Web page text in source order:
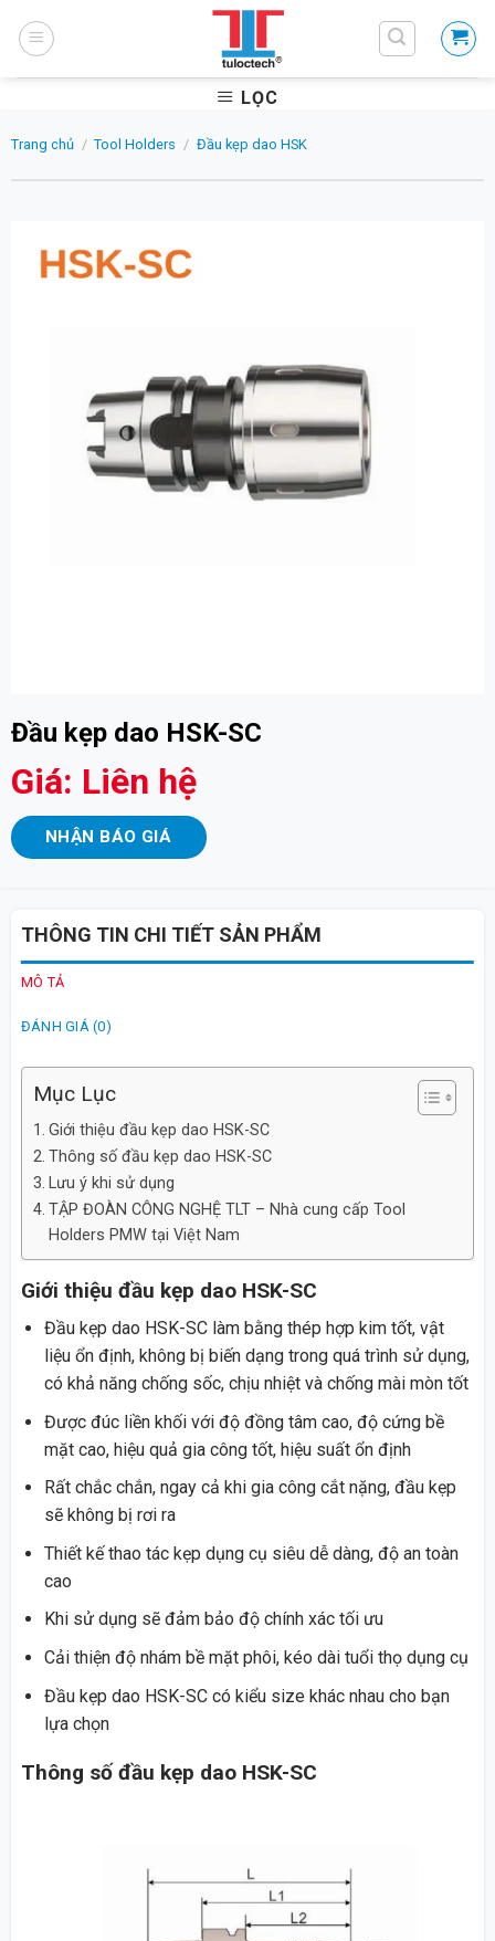
LỌC
Trang chủ / Tool Holders / Đầu kẹp dao HSK
Đầu kẹp dao HSK-SC
Giá: Liên hệ
NHẬN BÁO GIÁ
THÔNG TIN CHI TIẾT SẢN PHẨM
MÔ TẢ
ĐÁNH GIÁ (0)
Mục Lục
Giới thiệu đầu kẹp dao HSK-SC
Thông số đầu kẹp dao HSK-SC
Lưu ý khi sử dụng
TẬP ĐOÀN CÔNG NGHỆ TLT – Nhà cung cấp Tool
Holders PMW tại Việt Nam
Giới thiệu đầu kẹp dao HSK-SC
Đầu kẹp dao HSK-SC làm bằng thép hợp kim tốt, vật
liệu ổn định, không bị biến dạng trong quá trình sử dụng,
có khả năng chống sốc, chịu nhiệt và chống mài mòn tốt
Được đúc liền khối với độ đồng tâm cao, độ cứng bề
mặt cao, hiệu quả gia công tốt, hiệu suất ổn định
Rất chắc chắn, ngay cả khi gia công cắt nặng, đầu kẹp
sẽ không bị rơi ra
Thiết kế thao tác kẹp dụng cụ siêu dễ dàng, độ an toàn
cao
Khi sử dụng sẽ đảm bảo độ chính xác tối ưu
Cải thiện độ nhám bề mặt phôi, kéo dài tuổi thọ dụng cụ
Đầu kẹp dao HSK-SC có kiểu size khác nhau cho bạn
lựa chọn
Thông số đầu kẹp dao HSK-SC